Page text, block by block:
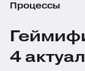
Процессы
4